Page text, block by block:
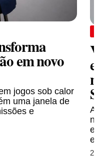
em novo
jogos sob calor
uma janela de
e
A
e
2